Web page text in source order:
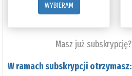
WYBIERAM
Masz już subskrypcję?
W ramach subskrypcji otrzymasz: